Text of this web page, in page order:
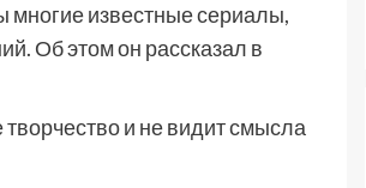
многие известные сериалы,
Об этом он рассказал в
и не видит смысла